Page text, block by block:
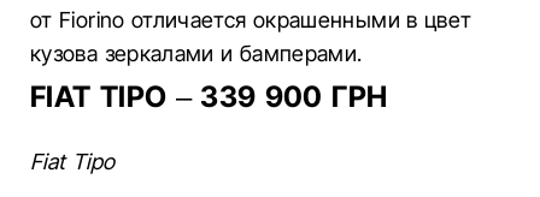
от Fiorino отличается окрашенными в цвет
кузова зеркалами и бамперами.
FIAT TIPO – 339 900 ГРН
Fiat Tipo